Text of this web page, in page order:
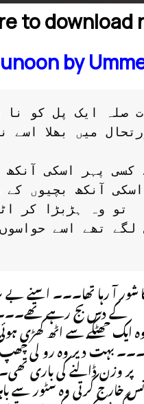
to download
by
شور آ رہا تھا۔۔۔ اسنے
کے دس بج رہے
ایک جھٹکے سے اٹھ کھڑی
بہت دیر وہ رو لی
پر وزن ڈالنے کی باری
خارج کرتی وہ سٹور سے